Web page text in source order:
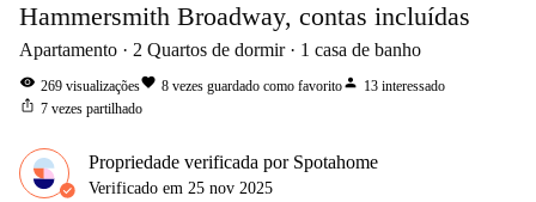
Hammersmith Broadway, contas incluídas
Apartamento 2 Quartos de dormir 1 casa de banho
visibility 269 visualizaçõesfavorite 8 vezes guardado como favoritoperson 13 interessado
ios_share 7 vezes partilhado
Propriedade verificada por Spotahome
Verificado em 25 nov 2025